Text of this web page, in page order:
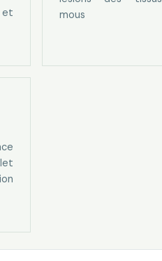
mous